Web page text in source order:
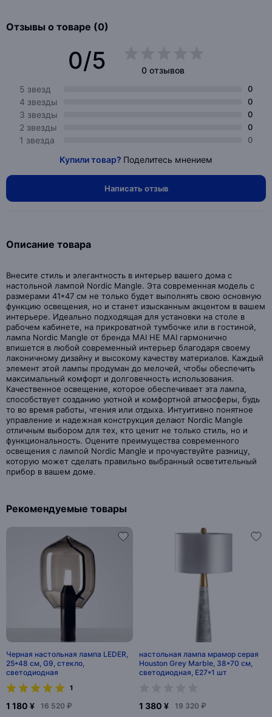
Отзывы о товаре (0)
0/5
0 отзывов
5 звезд
0
4 звезды 0
3 звезды 0
2 звезды 0
1 звезда 0
Купили товар? Поделитесь мнением
Написать отзыв
Описание товара
Внесите стиль и элегантность в интерьер вашего дома с
настольной лампой Nordic Mangle. Эта современная модель с
размерами 41*47 см не только будет выполнять свою основную
функцию освещения, но и станет изысканным акцентом в вашем
интерьере. Идеально подходящая для установки на столе в
рабочем кабинете, на прикроватной тумбочке или в гостиной,
лампа Nordic Mangle от бренда MAI HE MAI гармонично
впишется в любой современный интерьер благодаря своему
лаконичному дизайну и высокому качеству материалов. Каждый
элемент этой лампы продуман до мелочей, чтобы обеспечить
максимальный комфорт и долговечность использования.
Качественное освещение, которое обеспечивает эта лампа,
способствует созданию уютной и комфортной атмосферы, будь
то во время работы, чтения или отдыха. Интуитивно понятное
управление и надежная конструкция делают Nordic Mangle
отличным выбором для тех, кто ценит не только стиль, но и
функциональность. Оцените преимущества современного
освещения с лампой Nordic Mangle и прочувствуйте разницу,
которую может сделать правильно выбранный осветительный
прибор в вашем доме.
Рекомендуемые товары
Черная настольная лампа LEDER,
25*48 см, G9, стекло,
светодиодная
1
1 180 ¥ 16 520 ₽
настольная лампа мрамор серая
Houston Grey Marble, 38*70 см,
светодиодная, E27*1 шт
1 380 ¥ 19 320 ₽